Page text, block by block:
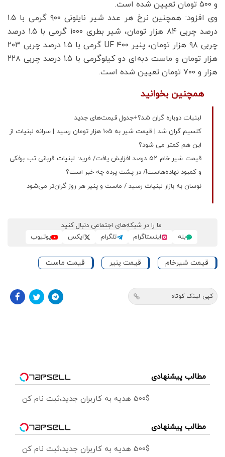
و ۵۰۰ تومان تعیین شده است.
وی افزود: همچنین نرخ هر عدد شیر نایلونی ۹۰۰ گرمی با ۱.۵
درصد چربی ۸۴ هزار تومان، شیر بطری ۱۰۰۰ گرمی با ۱.۵ درصد
چربی ۹۸ هزار تومان، پنیر UF ‌۴۰۰ گرمی با ۱.۵ درصد چربی ۲۰۳
هزار تومان و ماست دبه‌ای دو کیلوگرمی با ۱.۵ درصد چربی ۲۲۸
هزار و ۷۰۰ تومان تعیین شده است.
همچنین بخوانید
لبنیات دوباره گران شد؟+جدول قیمت‌های جدید
کلسیم گران شد | قیمت شیر به 105 هزار تومان رسید | سرانه لبنیات از
این هم کمتر می شود؟
قیمت شیر خام ۵۲ درصد افزایش یافت/ فرید: لبنیات قربانی تب برفکی
و کمبود نهاده‌هاست!/ در پشت پرده چه خبر است؟
نوسان به بازار لبنیات رسید / ماست و پنیر هر روز گران‌تر می‌شود
ما را در شبکه‌های اجتماعی دنبال کنید
بله
اینستاگرام تلگرام ایکس یوتیوب
قیمت شیرخام قیمت پنیر قیمت ماست
کپی لینک کوتاه
مطالب پیشنهادی
500$ هدیه به کاربران جدید،ثبت نام کن
مطالب پیشنهادی
500$ هدیه به کاربران جدید،ثبت نام کن